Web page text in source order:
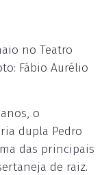
no Teatro
Fábio Aurélio
o
dupla Pedro
das principais
de raiz.